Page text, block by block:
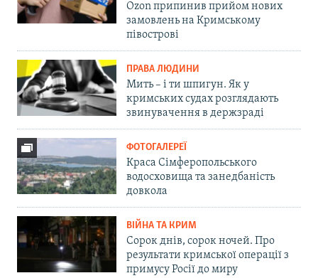
Ozon припинив прийом нових
замовлень на Кримському
півострові
ПРАВА ЛЮДИНИ
Мить – і ти шпигун. Як у
кримських судах розглядають
звинувачення в держзраді
ФОТОГАЛЕРЕЇ
Краса Сімферопольського
водосховища та занедбаність
довкола
ВІЙНА ТА КРИМ
Сорок днів, сорок ночей. Про
результати кримської операції з
примусу Росії до миру